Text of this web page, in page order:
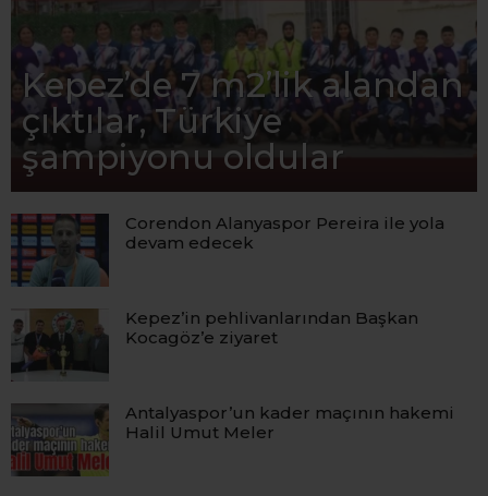
Kepez’de 7 m2’lik alandan
çıktılar, Türkiye
şampiyonu oldular
Corendon Alanyaspor Pereira ile yola
devam edecek
Kepez’in pehlivanlarından Başkan
Kocagöz’e ziyaret
Antalyaspor’un kader maçının hakemi
Halil Umut Meler